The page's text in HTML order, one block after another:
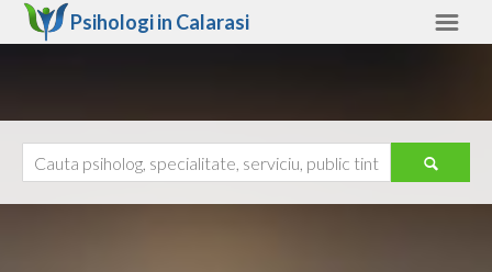
Psihologi in Calarasi
Ajutor